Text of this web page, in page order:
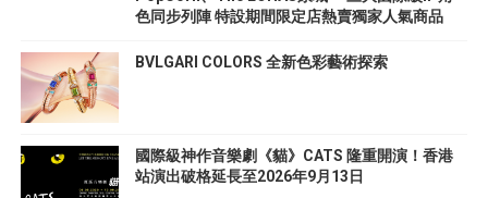
色同步列陣 特設期間限定店熱賣獨家人氣商品
BVLGARI COLORS 全新色彩藝術探索
國際級神作音樂劇《貓》CATS 隆重開演！香港
站演出破格延長至2026年9月13日